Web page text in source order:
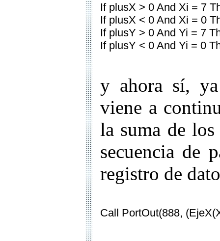
If plusX > 0 And Xi = 7
If plusX < 0 And Xi = 0
If plusY > 0 And Yi = 7
If plusY < 0 And Yi = 0
y ahora sí,
viene a
la suma de
secuencia de
registro de
Call PortOut(888,